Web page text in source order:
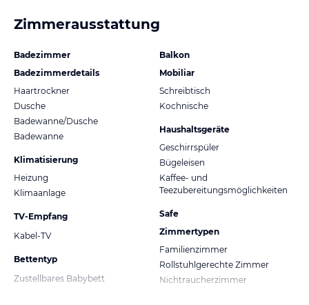
Zimmerausstattung
Badezimmer
Badezimmerdetails
Haartrockner
Dusche
Badewanne/Dusche
Badewanne
Klimatisierung
Heizung
Klimaanlage
TV-Empfang
Kabel-TV
Bettentyp
Zustellbares Babybett
Balkon
Mobiliar
Schreibtisch
Kochnische
Haushaltsgeräte
Geschirrspüler
Bügeleisen
Kaffee- und
Teezubereitungsmöglichkeiten
Safe
Zimmertypen
Familienzimmer
Rollstuhlgerechte Zimmer
Nichtraucherzimmer